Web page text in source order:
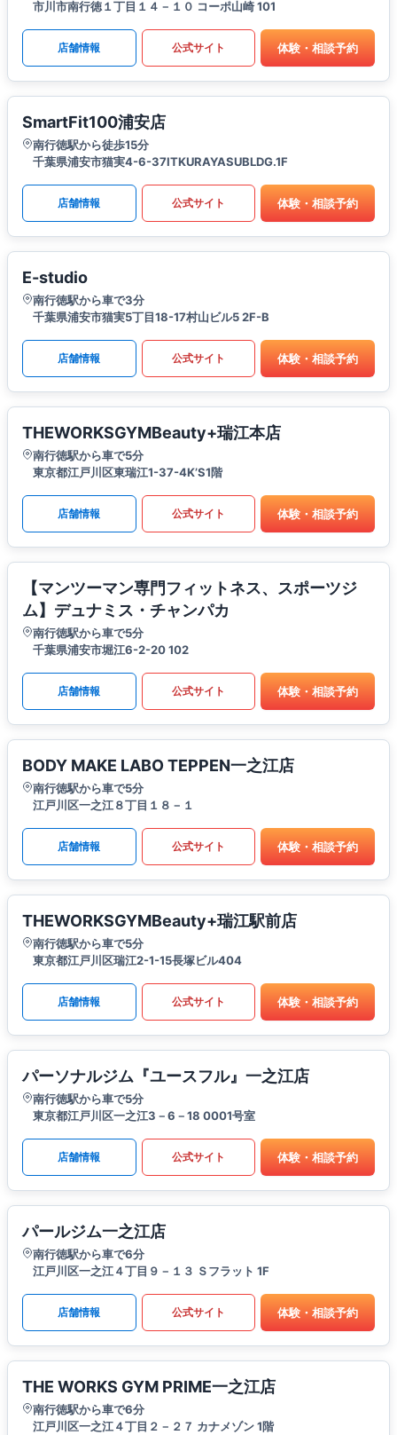
市川市南行徳１丁目１４－１０ コーポ山崎 101
店舗情報 公式サイト 体験・相談予約
SmartFit100浦安店
南行徳駅から徒歩15分
千葉県浦安市猫実4-6-37ITKURAYASUBLDG.1F
店舗情報 公式サイト 体験・相談予約
E-studio
南行徳駅から車で3分
千葉県浦安市猫実5丁目18-17村山ビル5 2F-B
店舗情報 公式サイト 体験・相談予約
THEWORKSGYMBeauty+瑞江本店
南行徳駅から車で5分
東京都江戸川区東瑞江1-37-4K’S1階
店舗情報 公式サイト 体験・相談予約
【マンツーマン専門フィットネス、スポーツジ
ム】デュナミス・チャンパカ
南行徳駅から車で5分
千葉県浦安市堀江6-2-20 102
店舗情報 公式サイト 体験・相談予約
BODY MAKE LABO TEPPEN一之江店
南行徳駅から車で5分
江戸川区一之江８丁目１８－１
店舗情報 公式サイト 体験・相談予約
THEWORKSGYMBeauty+瑞江駅前店
南行徳駅から車で5分
東京都江戸川区瑞江2-1-15長塚ビル404
店舗情報 公式サイト 体験・相談予約
パーソナルジム『ユースフル』一之江店
南行徳駅から車で5分
東京都江戸川区一之江3－6－18 0001号室
店舗情報 公式サイト 体験・相談予約
パールジム一之江店
南行徳駅から車で6分
江戸川区一之江４丁目９－１３ Ｓフラット 1F
店舗情報 公式サイト 体験・相談予約
THE WORKS GYM PRIME一之江店
南行徳駅から車で6分
江戸川区一之江４丁目２－２７ カナメゾン 1階